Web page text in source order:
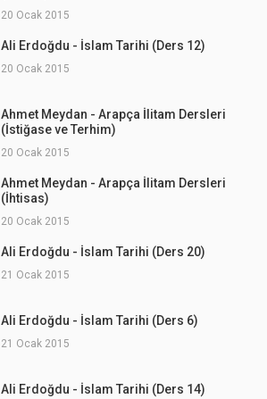
20 Ocak 2015
Ali Erdoğdu - İslam Tarihi (Ders 12)
20 Ocak 2015
Ahmet Meydan - Arapça İlitam Dersleri
(İstiğase ve Terhim)
20 Ocak 2015
Ahmet Meydan - Arapça İlitam Dersleri
(İhtisas)
20 Ocak 2015
Ali Erdoğdu - İslam Tarihi (Ders 20)
21 Ocak 2015
Ali Erdoğdu - İslam Tarihi (Ders 6)
21 Ocak 2015
Ali Erdoğdu - İslam Tarihi (Ders 14)